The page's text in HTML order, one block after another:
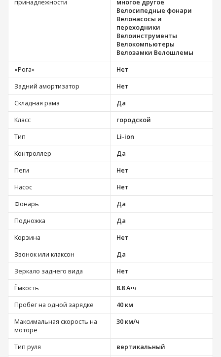
принадлежности
многое другое
Велосипедные фонари
Велонасосы и
переходники
Велоинструменты
Велокомпьютеры
Велозамки Велошлемы
«Рога»
Нет
Задний амортизатор
Нет
Складная рама
Да
Класс
городской
Тип
Li-ion
Контроллер
Да
Пеги
Нет
Насос
Нет
Фонарь
Да
Подножка
Да
Корзина
Нет
Звонок или клаксон
Да
Зеркало заднего вида
Нет
Ёмкость
8.8 А•ч
Пробег на одной зарядке
40 км
Максимальная скорость на
моторе
30 км/ч
Тип руля
вертикальный